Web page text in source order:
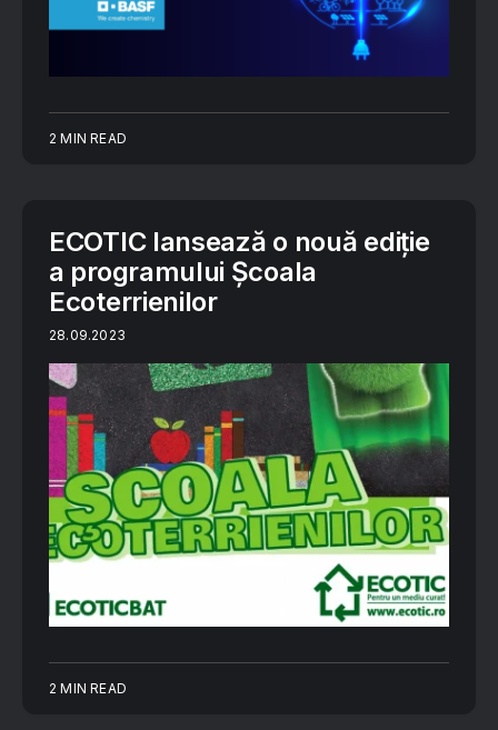
2 MIN READ
ECOTIC lansează o nouă ediție
a programului Școala
Ecoterrienilor
28.09.2023
2 MIN READ